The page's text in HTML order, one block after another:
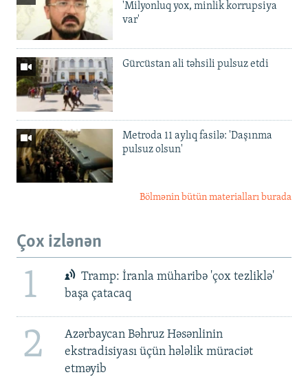
'Milyonluq yox, minlik korrupsiya
var'
Gürcüstan ali təhsili pulsuz etdi
Metroda 11 aylıq fasilə: 'Daşınma
pulsuz olsun'
Bölmənin bütün materialları burada
Çox izlənən
1
Tramp: İranla müharibə 'çox tezliklə'
başa çatacaq
2
Azərbaycan Bəhruz Həsənlinin
ekstradisiyası üçün hələlik müraciət
etməyib